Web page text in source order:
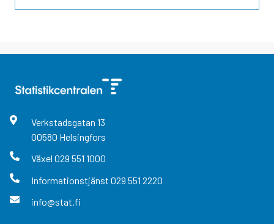
Verkstadsgatan 13
00580 Helsingfors
Växel 029 551 1000
Informationstjänst 029 551 2220
info@stat.fi